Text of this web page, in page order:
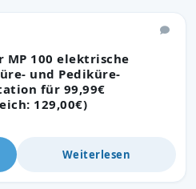
MP 100 elektrische
und Pediküre-
für 99,99€
129,00€)
Weiterlesen